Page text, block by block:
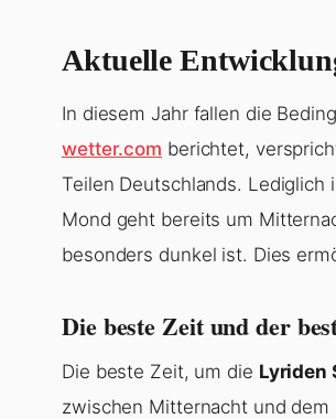
Aktuelle
In diesem Jahr fallen die
wetter.com berichtet,
Teilen Deutschlands.
Mond geht bereits um
besonders dunkel ist. Dies
Die beste Zeit und der
Die beste Zeit, um die Lyriden
zwischen Mitternacht und